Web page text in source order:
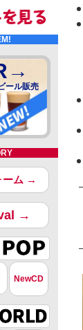
ール販売
ーム →
→
NewCD